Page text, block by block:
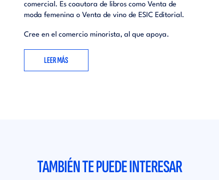
comercial. Es coautora de libros como Venta de
moda femenina o Venta de vino de ESIC Editorial.
Cree en el comercio minorista, al que apoya.
LEER MÁS
TAMBIÉN TE PUEDE INTERESAR